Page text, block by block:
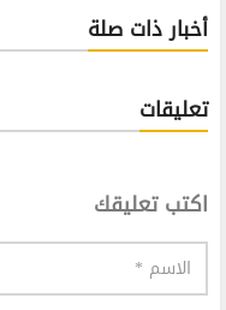
أخبار ذات صلة
تعليقات
اكتب تعليقك